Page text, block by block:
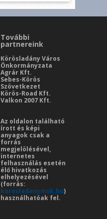
További
partnereink
Körösladány Város
Önkormányzata
Agrár Kft.
Sebes-Körös
Szövetkezet
Körös-Road Kft.
Valkon 2007 Kft.
Az oldalon található
írott és képi
anyagok csak a
forrás
megjelölésével,
internetes
felhasználás esetén
élő hivatkozás
elhelyezésével
(forrás:
korosladanymsk.hu)
használhatóak fel.